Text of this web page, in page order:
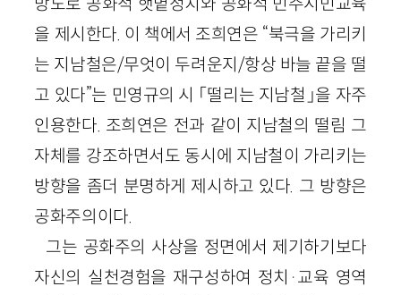
을 제시한다. 이 책에서 조희연은 “북극을 가리키
는 지남철은/무엇이 두려운지/항상 바늘 끝을 떨
고 있다”는 민영규의 시 「떨리는 지남철」을 자주
인용한다. 조희연은 전과 같이 지남철의 떨림 그
자체를 강조하면서도 동시에 지남철이 가리키는
방향을 좀더 분명하게 제시하고 있다. 그 방향은
공화주의이다.
그는 공화주의 사상을 정면에서 제기하기보다
자신의 실천경험을 재구성하여 정치·교육 영역